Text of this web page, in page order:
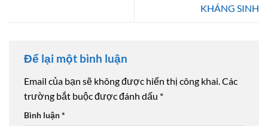
KHÁNG SINH
Để lại một bình luận
Email của bạn sẽ không được hiển thị công khai.Các
trường bắt buộc được đánh dấu *
Bình luận*